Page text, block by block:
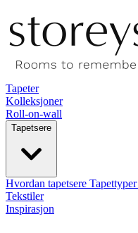
Tapeter
Kolleksjoner
Roll-on-wall
Tapetsere
Hvordan tapetsere Tapettyper
Tekstiler
Inspirasjon